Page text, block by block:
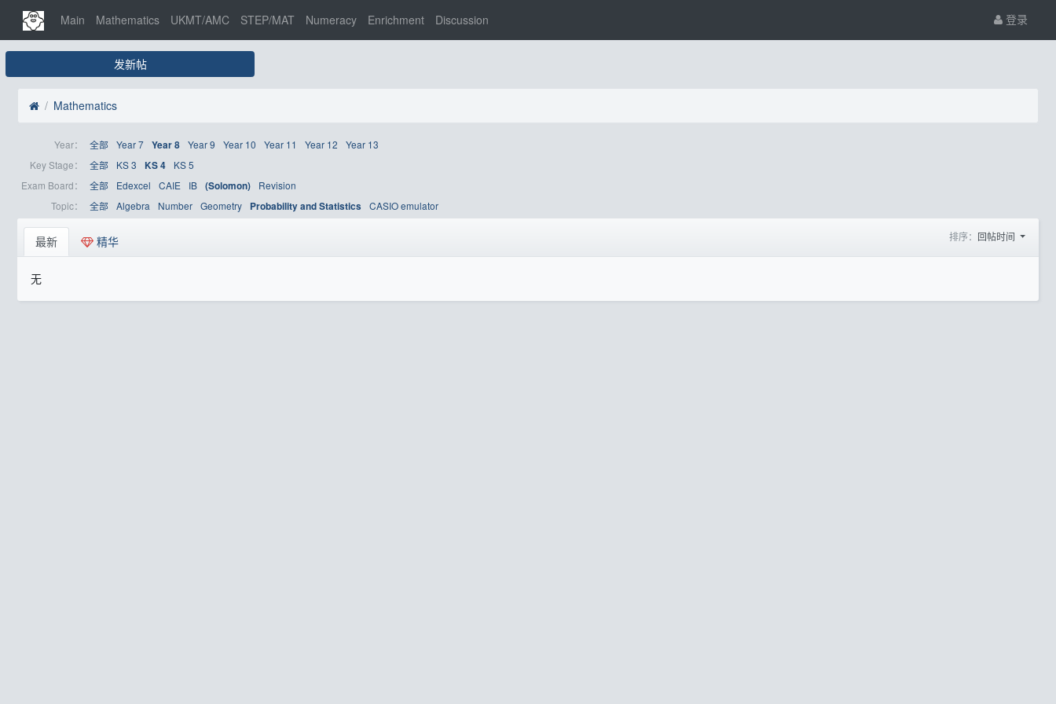
Main Mathematics UKMT/AMC STEP/MAT Numeracy Enrichment Discussion 登录
发新帖
Mathematics
Year： 全部 Year 7 Year 8 Year 9 Year 10 Year 11 Year 12
Year 13
Key Stage：
全部 KS 3 KS 4
KS 5
Exam Board：
全部 Edexcel CAIE IB (Solomon)
Revision
Topic：
全部 Algebra Number Geometry Probability and Statistics CASIO emulator
最新 精华 排序： 回帖时间
无